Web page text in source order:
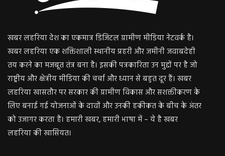
खबर लहरिया देश का एकमात्र डिजिटल ग्रामीण मीडिया नेटवर्क है।
खबर लहरिया एक शक्तिशाली स्थानीय प्रहरी और जमीनी जवाबदेही
तय करने का मजबूत तंत्र बना है। इसकी पत्रकारिता उन मुद्दों पर है जो
राष्ट्रीय और क्षेत्रीय मीडिया की चर्चा और ध्यान से बहुत दूर हैं। खबर
लहरिया खासतौर पर सरकार की ग्रामीण विकास और सशक्तीकरण के
लिए बनाई गई योजनाओं के दावों और उनकी हकीकत के बीच के अंतर
को उजागर करता है। हमारी खबर, हमारी भाषा में – ये है खबर
लहरिया की खासियत।